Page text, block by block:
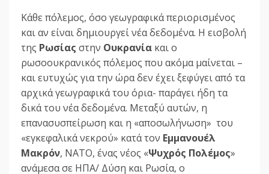
Κάθε πόλεμος, όσο γεωγραφικά περιορισμένος
και αν είναι δημιουργεί νέα δεδομένα. Η εισβολή
της Ρωσίας στην Ουκρανία και ο
ρωσοουκρανικός πόλεμος που ακόμα μαίνεται –
και ευτυχώς για την ώρα δεν έχει ξεφύγει από τα
αρχικά γεωγραφικά του όρια- παράγει ήδη τα
δικά του νέα δεδομένα. Μεταξύ αυτών, η
επανασυσπείρωση και η «αποσωλήνωση» του
«εγκεφαλικά νεκρού» κατά τον Εμμανουέλ
Μακρόν, ΝΑΤΟ, ένας νέος «Ψυχρός Πολέμος»
ανάμεσα σε ΗΠΑ/ Δύση και Ρωσία, ο